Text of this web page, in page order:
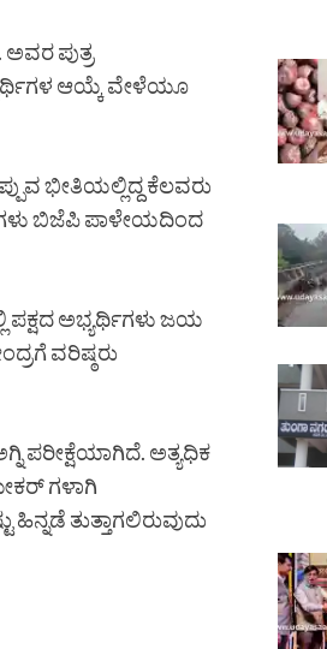
ಪುತ್ರ
ಆಯ್ಕೆ ವೇಳೆಯೂ
ಭೀತಿಯಲ್ಲಿದ್ದ ಕೆಲವರು
ಬಿಜೆಪಿ ಪಾಳೇಯದಿಂದ
ಪಕ್ಷದ ಅಭ್ಯರ್ಥಿಗಳು ಜಯ
ವರಿಷ್ಠರು
ಪರೀಕ್ಷೆಯಾಗಿದೆ. ಅತ್ಯಧಿಕ
ಗಳಾಗಿ
ತುತ್ತಾಗಲಿರುವುದು